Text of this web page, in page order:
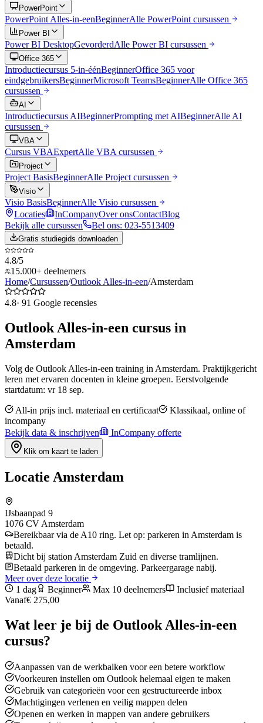
PowerPoint
PowerPoint Alles-in-eenBeginnerAlle PowerPointcursussen
Power BI
Power BI DesktopGevorderdAlle Power BI cursussen
Office 365
Introductiecursus 5-in-éénBeginnerOffice 365 voor
eindgebruikersBeginnerMicrosoft TeamsBeginnerAlle Office 365
cursussen
AI
Introductiecursus AIBeginnerPrompting met AIBeginnerAlleAI
cursussen
VBA
Cursus VBAExpertAlle VBAcursussen
Project
Project BasisBeginnerAlle Projectcursussen
Visio
Visio BasisBeginnerAlle Visio cursussen
Locaties
InCompanyOver onsContactBlog
Bekijk alle cursussen
Bel ons: 023-5513409
Gratis studiegids downloaden
4.8/5
15.000+ deelnemers
Home/Cursussen/Outlook Alles-in-een/Amsterdam
4.8· 91 Google recensies
Outlook Alles-in-een cursus in
Amsterdam
Volg de Outlook Alles-in-een training in Amsterdam. Praktijkgericht
leren met ervaren docenten in kleine groepen. Eerstvolgende
startdatum: vr 18 sep.
All-in prijs incl. materiaal en certificaat
Klassikaal, online of
incompany
Bekijk data & inschrijven
InCompany offerte
Klik om kaart te laden
Locatie Amsterdam
IJsbaanpad 9
1076 CV Amsterdam
Bereikbaar via de A10 ring. Let op: parkeren in Amsterdam is
betaald.
Dicht bij station Amsterdam Zuid en diverse tramlijnen.
Betaald parkeren in de omgeving. Parkeergarage nabij.
Meer over deze locatie
1 dag
Beginner Max 10 deelnemers
Inclusief materiaal
Vanaf€ 275,00
Wat leer je bij de Outlook Alles-in-een
cursus?
Aanpassen van de werkbalken voor een betere workflow
Voorkeuren instellen om Outlook helemaal eigen te maken
Gebruik van categorieën voor een gestructureerde inbox
Machtigingen verlenen en veilig mappen delen
Openen en werken in mappen van andere gebruikers